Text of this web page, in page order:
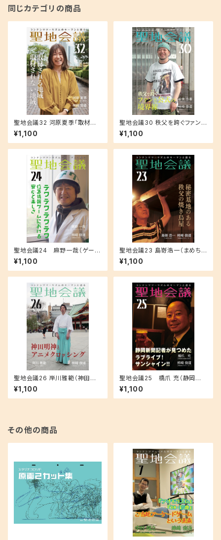
同じカテゴリの商品
聖地会議32 河原夏季「取材さ
れる地域 取材されない地域」
¥1,100
聖地会議30 秩父を跨ぐファンと
公式の境界線
¥1,100
聖地会議24 麻野一哉（ゲーム
クリエイター）「テクテクテクテ
ク 位置情報ゲームにおける安
心と楽しさ」
¥1,100
聖地会議23 島嵜浩一（まめちゃ
ん家） 秘密基地のある秩父の焼
き鳥屋
¥1,100
聖地会議26 岸川雅範（神田神
社 権禰宜）「神田明神とアニメク
ロッシング」
¥1,100
聖地会議25 橋爪 充（静岡新
聞 東部総局 副部長）「静岡新聞
記者が見つめた ラブライブ！サ
ンシャイン!!」
¥1,100
その他の商品